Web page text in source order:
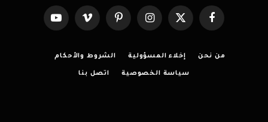
فيسبوك X
(Twitter)
الانستغرامبينتيريستفيميو يوتيوب
من نحن إخلاء المسؤولية الشروط والأحكام
سياسة الخصوصية اتصل بنا